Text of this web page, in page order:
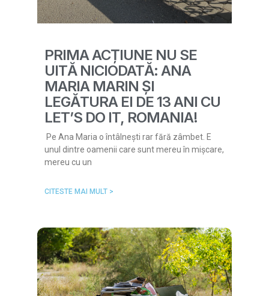
PRIMA ACȚIUNE NU SE
UITĂ NICIODATĂ: ANA
MARIA MARIN ȘI
LEGĂTURA EI DE 13 ANI CU
LET’S DO IT, ROMANIA!
Pe Ana Maria o întâlnești rar fără zâmbet. E
unul dintre oamenii care sunt mereu în mișcare,
mereu cu un
CITESTE MAI MULT >